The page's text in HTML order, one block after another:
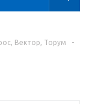
Вектор, Торум
-